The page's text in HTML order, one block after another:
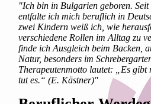
"Ich bin in Bulgarien geboren.
entfalte ich mich beruflich in
zwei Kindern weiß ich, wie
verschiedene Rollen im Alltag zu
finde ich Ausgleich beim Backen,
Natur, besonders im
Therapeutenmotto lautet: „Es gibt
tut es.“ (E. Kästner)"